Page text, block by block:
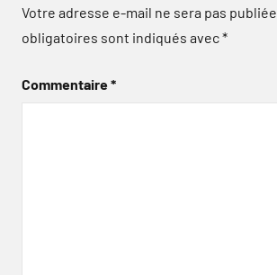
Votre adresse e-mail ne sera pas publiée.
obligatoires sont indiqués avec*
Commentaire*